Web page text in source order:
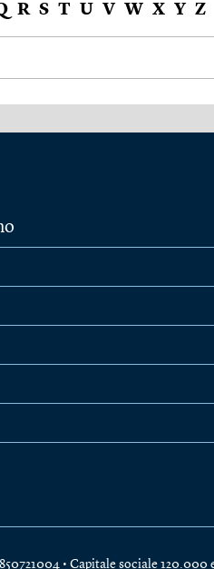
R S T U V W X Y Z
• Capitale sociale 120.000